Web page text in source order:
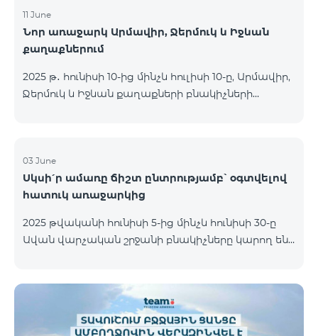
11 June
Նոր առաջարկ Արմավիր, Ջերմուկ և Իջևան
քաղաքներում
2025 թ․ հունիսի 10-ից մինչև հուլիսի 10-ը, Արմավիր,
Ջերմուկ և Իջևան քաղաքների բնակիչների
9900 Regional Ակցիայի շրջանակում
առաջարկվում է 50% զեղչ առաջին 6 ամիսների
համար, 12 ամիս բաժանորդագրության դեպքում։
ներառումներին մանրամասն ծանոթանալու
համար կարող եք անցնել հետևյալ հղմամբ՝
է մինչև 1
03 June
Սկսի՛ր ամառը ճիշտ ընտրությամբ՝ օգտվելով
հատուկ առաջարկից
2025 թվականի հունիսի 5-ից մինչև հունիսի 30-ը
Ավան վարչական շրջանի բնակիչները կարող են
Ակցիայի շրջանակում ԿՈՍՄՈ 4 12500 և ԿՈՍՄՈ 4
16500 փաթեթները տրամադրվում են հետևյալ
պայմաններով․ Առաջին 6 ամիսների ընթացքում՝